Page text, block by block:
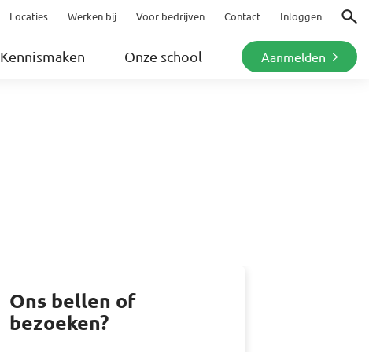
Locaties Werken bij Voor bedrijven Contact Inloggen
Kennismaken Onze school Aanmelden
Ons bellen of
bezoeken?